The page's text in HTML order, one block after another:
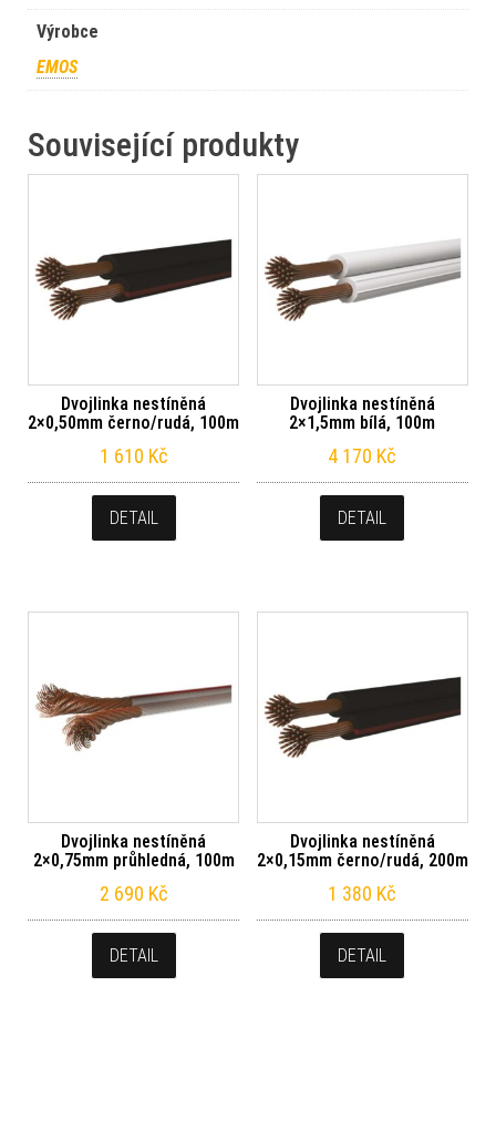
Výrobce
EMOS
Související produkty
Dvojlinka nestíněná
2×0,50mm černo/rudá, 100m
1 610 Kč
DETAIL
Dvojlinka nestíněná
2×1,5mm bílá, 100m
4 170 Kč
DETAIL
Dvojlinka nestíněná
2×0,75mm průhledná, 100m
2 690 Kč
DETAIL
Dvojlinka nestíněná
2×0,15mm černo/rudá, 200m
1 380 Kč
DETAIL